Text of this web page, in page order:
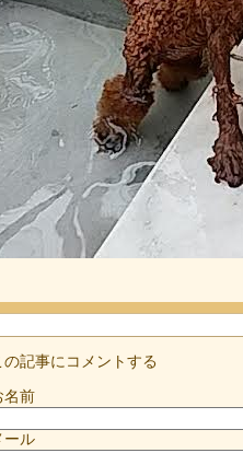
の記事にコメントする
名前
ール